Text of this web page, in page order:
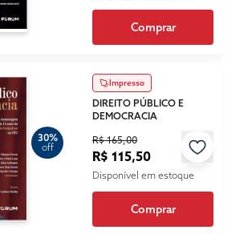
Comprar
30%
off
Impresso
DIREITO PÚBLICO E
DEMOCRACIA
R$ 165,00
R$ 115,50
Disponível em estoque
Comprar